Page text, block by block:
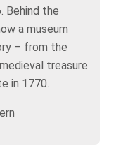
Behind the
a museum
– from the
treasure
in 1770.